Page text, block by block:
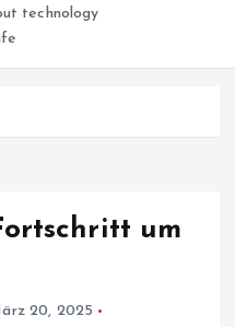
technology
um
20, 2025